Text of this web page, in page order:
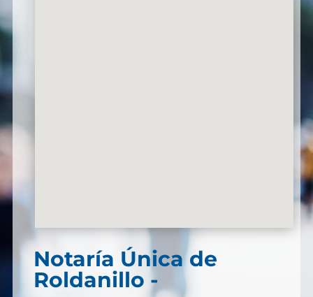
Notaría Única de
Roldanillo -